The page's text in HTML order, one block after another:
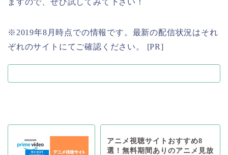
※2019年8月時点での情報です。最新の配信状況はそれ
ぞれのサイトにてご確認ください。 [PR]
アニメ視聴サイトおすすめ8
選！無料期間ありのアニメ見放